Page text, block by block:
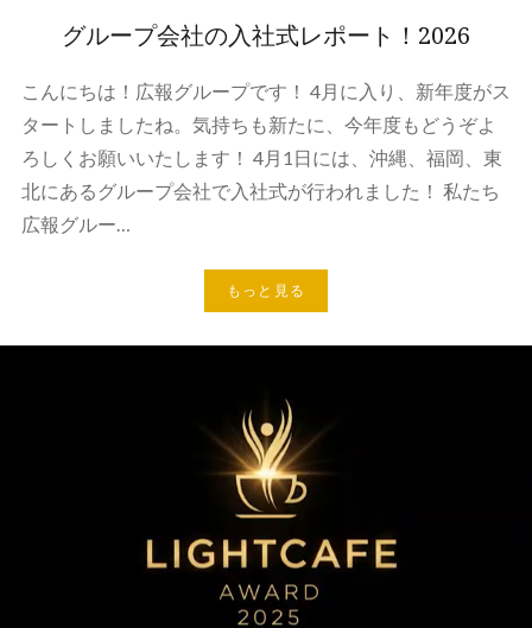
グループ会社の入社式レポート！2026
こんにちは！広報グループです！ 4月に入り、新年度がス
タートしましたね。気持ちも新たに、今年度もどうぞよ
ろしくお願いいたします！ 4月1日には、沖縄、福岡、東
北にあるグループ会社で入社式が行われました！ 私たち
広報グルー…
もっと見る